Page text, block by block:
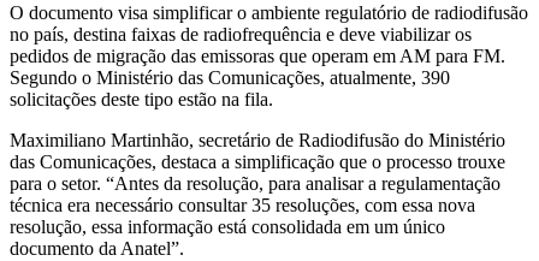
O documento visa simplificar o ambiente regulatório de radiodifusão
no país, destina faixas de radiofrequência e deve viabilizar os
pedidos de migração das emissoras que operam em AM para FM.
Segundo o Ministério das Comunicações, atualmente, 390
solicitações deste tipo estão na fila.
Maximiliano Martinhão, secretário de Radiodifusão do Ministério
das Comunicações, destaca a simplificação que o processo trouxe
para o setor. “Antes da resolução, para analisar a regulamentação
técnica era necessário consultar 35 resoluções, com essa nova
resolução, essa informação está consolidada em um único
documento da Anatel”.